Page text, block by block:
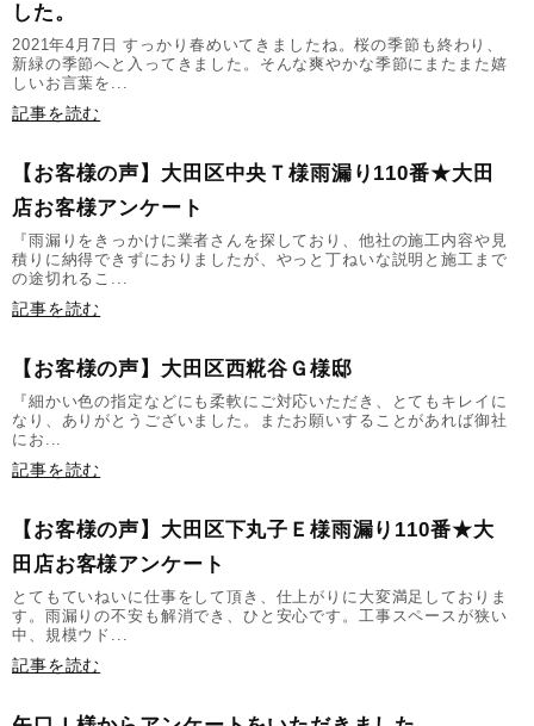
した。
2021年4月7日 すっかり春めいてきましたね。桜の季節も終わり、
新緑の季節へと入ってきました。そんな爽やかな季節にまたまた嬉
しいお言葉を...
記事を読む
【お客様の声】大田区中央Ｔ様雨漏り110番★大田
店お客様アンケート
『雨漏りをきっかけに業者さんを探しており、他社の施工内容や見
積りに納得できずにおりましたが、やっと丁ねいな説明と施工まで
の途切れるこ...
記事を読む
【お客様の声】大田区西糀谷Ｇ様邸
『細かい色の指定などにも柔軟にご対応いただき、とてもキレイに
なり、ありがとうございました。またお願いすることがあれば御社
にお...
記事を読む
【お客様の声】大田区下丸子Ｅ様雨漏り110番★大
田店お客様アンケート
とてもていねいに仕事をして頂き、仕上がりに大変満足しておりま
す。雨漏りの不安も解消でき、ひと安心です。工事スペースが狭い
中、規模ウド...
記事を読む